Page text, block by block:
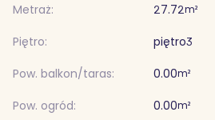
Metraż:
27.72m²
Piętro: piętro3
Pow. balkon/taras:
0.00m²
Pow. ogród: 0.00m²